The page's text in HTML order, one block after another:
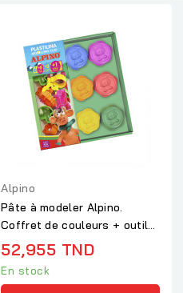
Alpino
Pâte à modeler Alpino.
Coffret de couleurs + outils
+ rouleau
52,955 TND
En stock